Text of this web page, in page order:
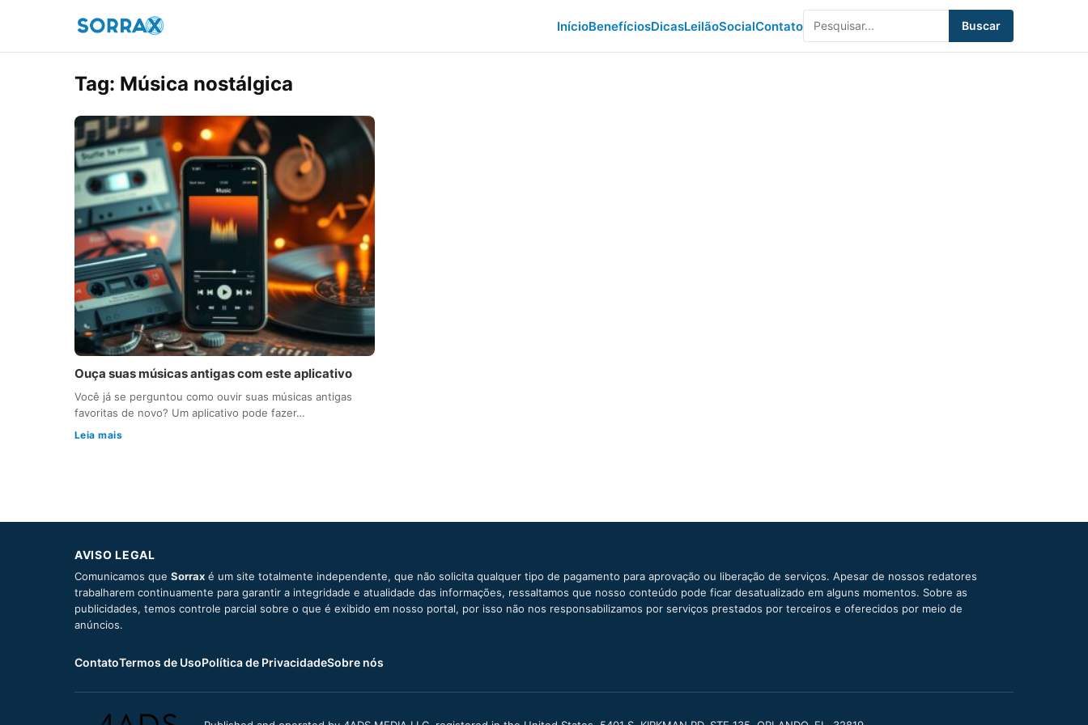
InícioBenefíciosDicasLeilãoSocialContato Buscar
Tag: Música nostálgica
Ouça suas músicas antigas com este aplicativo
Você já se perguntou como ouvir suas músicas antigas
favoritas de novo? Um aplicativo pode fazer…
Leia mais
AVISO LEGAL
Comunicamos que Sorrax é um site totalmente independente, que não solicita qualquer tipo de pagamento para aprovação ou liberação de serviços. Apesar de nossos redatores
trabalharem continuamente para garantir a integridade e atualidade das informações, ressaltamos que nosso conteúdo pode ficar desatualizado em alguns momentos. Sobre as
publicidades, temos controle parcial sobre o que é exibido em nosso portal, por isso não nos responsabilizamos por serviços prestados por terceiros e oferecidos por meio de
anúncios.
ContatoTermos de UsoPolítica de PrivacidadeSobre nós